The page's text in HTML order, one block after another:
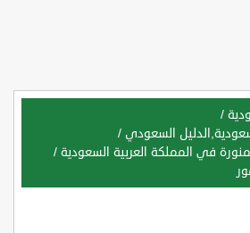
/
السعودي /
في المملكة العربية السعودية /